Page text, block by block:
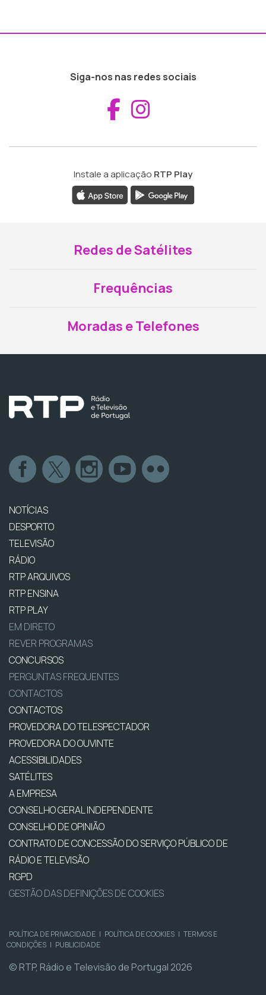
Siga-nos nas redes sociais
Aceder ao
Instale a aplicação RTP Play
Redes de Satélites
Frequências
Moradas e Telefones
NOTÍCIAS
DESPORTO
TELEVISÃO
RÁDIO
RTP ARQUIVOS
RTP ENSINA
RTP PLAY
EM DIRETO
REVER PROGRAMAS
CONCURSOS
PERGUNTAS FREQUENTES
CONTACTOS
CONTACTOS
PROVEDORA DO TELESPECTADOR
PROVEDORA DO OUVINTE
ACESSIBILIDADES
SATÉLITES
A EMPRESA
CONSELHO GERAL INDEPENDENTE
CONSELHO DE OPINIÃO
CONTRATO DE CONCESSÃO DO SERVIÇO PÚBLICO DE
RÁDIO E TELEVISÃO
RGPD
GESTÃO DAS DEFINIÇÕES DE COOKIES
POLÍTICA DE PRIVACIDADE | POLÍTICA DE COOKIES | TERMOS E
CONDIÇÕES | PUBLICIDADE
© RTP, Rádio e Televisão de Portugal 2026